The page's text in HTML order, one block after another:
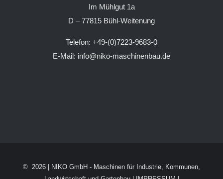
Im Mühlgut 1a
D – 77815 Bühl-Weitenung
Telefon: +49-(0)7223-9683-0
E-Mail: info@niko-maschinenbau.de
© 2026 |
NIKO GmbH - Maschinen für Industrie, Kommunen,